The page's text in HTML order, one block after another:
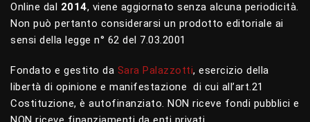
Online dal 2014, viene aggiornato senza alcuna periodicità.
Non può pertanto considerarsi un prodotto editoriale ai
sensi della legge n° 62 del 7.03.2001
Fondato e gestito da Sara Palazzotti, esercizio della
libertà di opinione e manifestazione di cui all’art.21
Costituzione, è autofinanziato. NON riceve fondi pubblici e